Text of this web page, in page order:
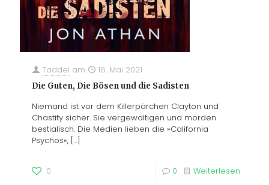
Taddel am 16. Mai 2021
Die Guten, Die Bösen und die Sadisten
Niemand ist vor dem Killerpärchen Clayton und
Chastity sicher. Sie vergewaltigen und morden
bestialisch. Die Medien lieben die »California
Psychos«, […]
0 0 Weiterlesen